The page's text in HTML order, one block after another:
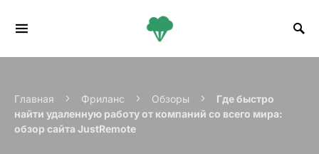
Главная Фриланс Обзоры
Где быстро
найти удаленную работу от компаний со всего мира:
обзор сайта JustRemote